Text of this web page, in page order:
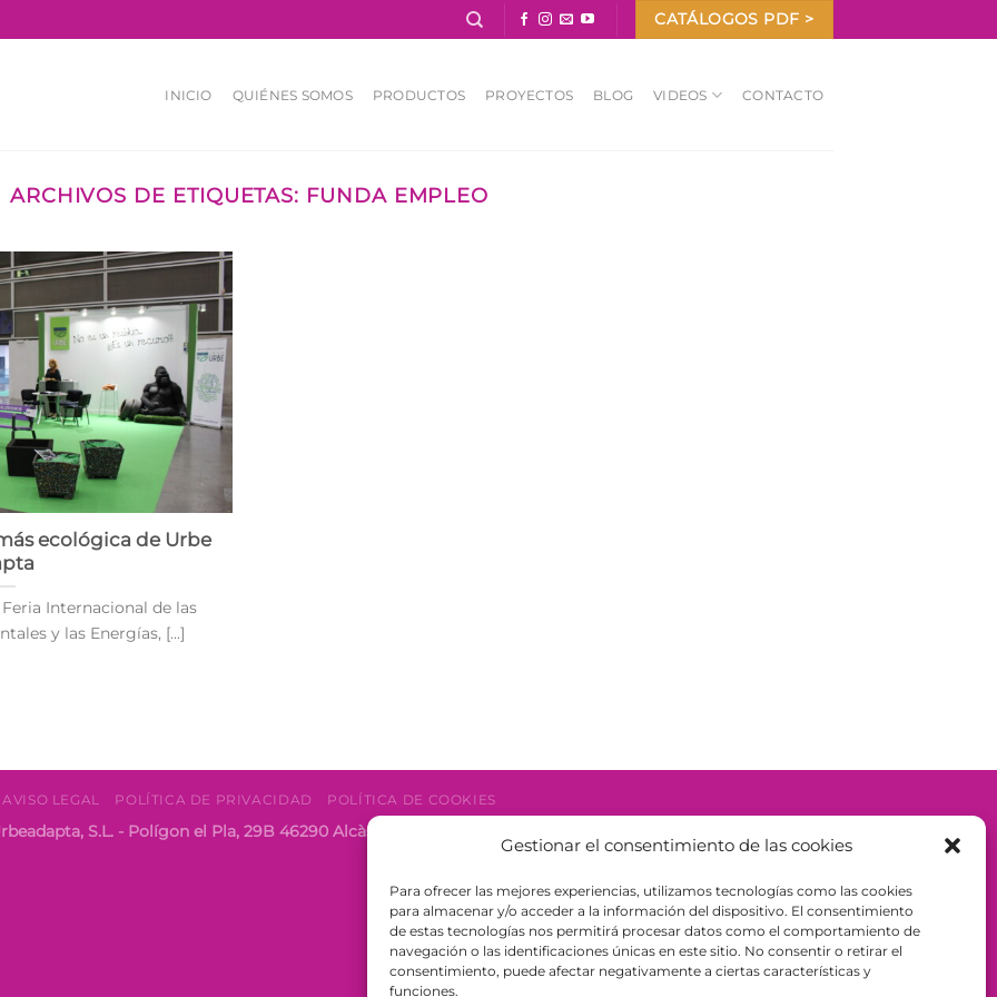
Gestionar el consentimiento de las cookies
Para ofrecer las mejores experiencias, utilizamos tecnologías como las cookies
para almacenar y/o acceder a la información del dispositivo. El consentimiento
de estas tecnologías nos permitirá procesar datos como el comportamiento de
navegación o las identificaciones únicas en este sitio. No consentir o retirar el
consentimiento, puede afectar negativamente a ciertas características y
funciones.
CATÁLOGOS PDF >
INICIO QUIÉNES SOMOS PRODUCTOS PROYECTOS BLOG VIDEOS CONTACTO
ARCHIVOS DE ETIQUETAS: FUNDA EMPLEO
ecológica de Urbe
Internacional de las
y las Energías, [...]
AVISO LEGAL POLÍTICA DE PRIVACIDAD POLÍTICA DE COOKIES
S.L. - Polígon el Pla, 29B 46290 Alcàsser, Valencia – ESPAÑA - B98943723